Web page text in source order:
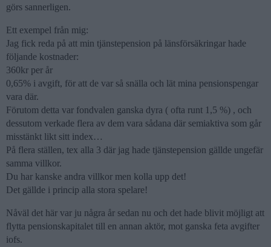
görs sannerligen.
Ett exempel från mig:
Jag fick reda på att min tjänstepension på länsförsäkringar hade
följande kostnader:
360kr per år
0,65% i avgift, för att de var så snälla och lät mina pensionspengar
vara där.
Förutom detta var fondvalen ganska dyra ( ofta runt 1,5 %) , och
dessutom verkade flera av dem vara sådana där semiaktiva som går
misstänkt likt sitt index…
På flera ställen, tex alla 3 där jag hade tjänstepension gällde ungefär
samma villkor.
Du har kanske andra villkor men kolla upp det!
Det gällde i princip alla stora spelare!
Nåväl det här var ju några år sedan nu och det hade blivit möjligt att
flytta pensionskapitalet till en annan aktör, mot ganska feta avgifter
iofs.